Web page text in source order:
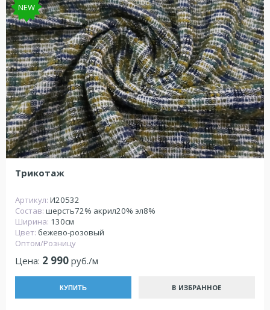
NEW
Трикотаж
Артикул: И20532
Состав: шерсть72% акрил20% эл8%
Ширина: 130см
Цвет: бежево-розовый
Оптом/Розницу
Цена: 2 990 руб./м
КУПИТЬ В ИЗБРАННОЕ